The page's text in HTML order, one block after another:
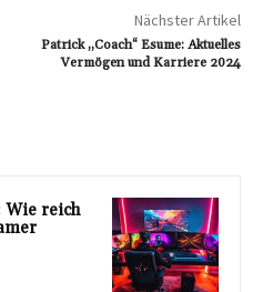
Nächster Artikel
Patrick „Coach“ Esume: Aktuelles
Vermögen und Karriere 2024
Wie reich